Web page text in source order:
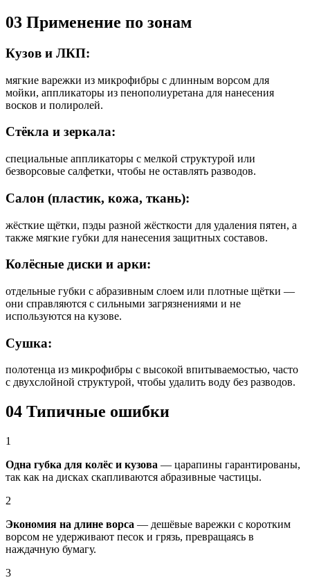
03 Применение по зонам
Кузов и ЛКП:
мягкие варежки из микрофибры с длинным ворсом для
мойки, аппликаторы из пенополиуретана для нанесения
восков и полиролей.
Стёкла и зеркала:
специальные аппликаторы с мелкой структурой или
безворсовые салфетки, чтобы не оставлять разводов.
Салон (пластик, кожа, ткань):
жёсткие щётки, пэды разной жёсткости для удаления пятен, а
также мягкие губки для нанесения защитных составов.
Колёсные диски и арки:
отдельные губки с абразивным слоем или плотные щётки —
они справляются с сильными загрязнениями и не
используются на кузове.
Сушка:
полотенца из микрофибры с высокой впитываемостью, часто
с двухслойной структурой, чтобы удалить воду без разводов.
04 Типичные ошибки
1
Одна губка для колёс и кузова — царапины гарантированы,
так как на дисках скапливаются абразивные частицы.
2
Экономия на длине ворса — дешёвые варежки с коротким
ворсом не удерживают песок и грязь, превращаясь в
наждачную бумагу.
3